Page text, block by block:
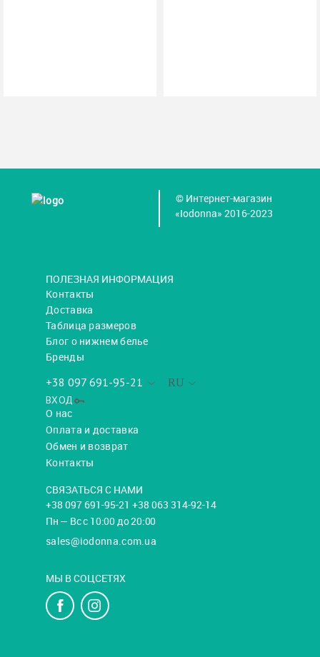
© Интернет-магазин
«Iodonna» 2016-2023
ПОЛЕЗНАЯ ИНФОРМАЦИЯ
Контакты
Доставка
Таблица размеров
Блог о нижнем белье
Бренды
RU
+38 097 691-95-21
ВХОД
О нас
Оплата и доставка
Обмен и возврат
Контакты
СВЯЗАТЬСЯ С НАМИ
+38 097 691-95-21 +38 063 314-92-14
Пн — Вс с 10:00 до 20:00
sales@iodonna.com.ua
МЫ В СОЦСЕТЯХ